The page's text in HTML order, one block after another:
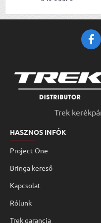
Trek
HASZNOS INFÓK
Project One
Bringa kereső
Kapcsolat
Rólunk
Trek garancia